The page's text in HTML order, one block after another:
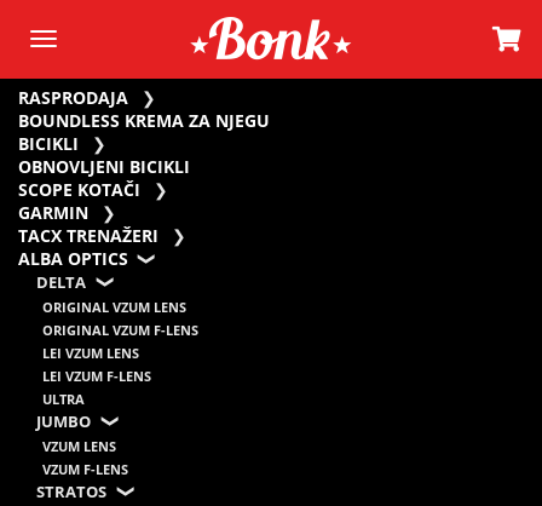
RASPRODAJA
BOUNDLESS KREMA ZA NJEGU
BICIKLI
OBNOVLJENI BICIKLI
SCOPE KOTAČI
GARMIN
TACX TRENAŽERI
ALBA OPTICS
DELTA
ORIGINAL VZUM LENS
ORIGINAL VZUM F-LENS
LEI VZUM LENS
LEI VZUM F-LENS
ULTRA
JUMBO
VZUM LENS
VZUM F-LENS
STRATOS